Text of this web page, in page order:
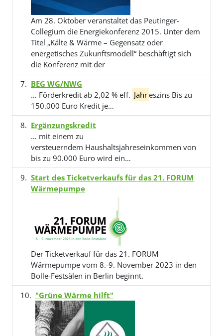
Am 28. Oktober veranstaltet das Peutinger-
Collegium die Energiekonferenz 2015. Unter dem
Titel „Kälte & Wärme – Gegensatz oder
energetisches Zukunftsmodell“ beschäftigt sich
die Konferenz mit der
BEG WG/NWG
… Förderkredit ab 2,02 % eff. Jahreszins Bis zu
150.000 Euro Kredit je…
Ergänzungskredit
… mit einem zu
versteuerndem Haushaltsjahreseinkommen von
bis zu 90.000 Euro wird ein…
Start des Ticketverkaufs für das 21. FORUM
Wärmepumpe
Der Ticketverkauf für das 21. FORUM
Wärmepumpe vom 8.-9. November 2023 in den
Bolle-Festsälen in Berlin beginnt.
"Grüne Wärme hilft"